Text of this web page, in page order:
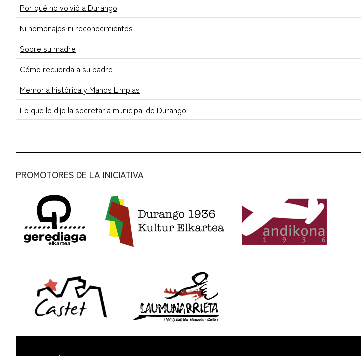
Por qué no volvió a Durango
Ni homenajes ni reconocimientos
Sobre su madre
Cómo recuerda a su padre
Memoria histórica y Manos Limpias
Lo que le dijo la secretaria municipal de Durango
PROMOTORES DE LA INICIATIVA